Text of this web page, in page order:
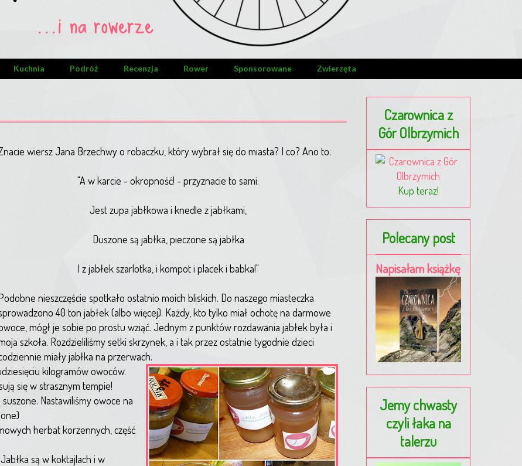
Kuchnia Podróż Recenzja Rower Sponsorowane Zwierzęta
wiersz Jana Brzechwy o robaczku, który wybrał się do miasta? I co? Ano to:
"A w karcie - okropność! - przyznacie to sami:
Jest zupa jabłkowa i knedle z jabłkami,
Duszone są jabłka, pieczone są jabłka
I z jabłek szarlotka, i kompot i placek i babka!"
nieszczęście spotkało ostatnio moich bliskich. Do naszego miasteczka
40 ton jabłek (albo więcej). Każdy, kto tylko miał ochotę na darmowe
mógł je sobie po prostu wziąć. Jednym z punktów rozdawania jabłek była i
szkoła. Rozdzieliliśmy setki skrzynek, a i tak przez ostatnie tygodnie dzieci
miały jabłka na przerwach.
kilogramów owoców.
się w strasznym tempie!
Nastawiliśmy owoce na
herbat korzennych, część
są w koktajlach i w
Czarownica z
Gór Olbrzymich
Kup teraz!
Polecany post
Napisałam książkę
Jemy chwasty
czyli łaka na
talerzu